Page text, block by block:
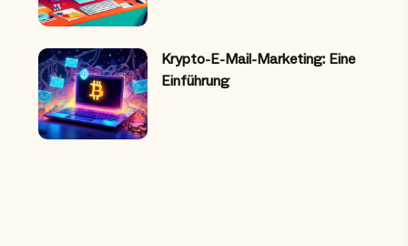
Krypto-E-Mail-Marketing: Eine
Einführung